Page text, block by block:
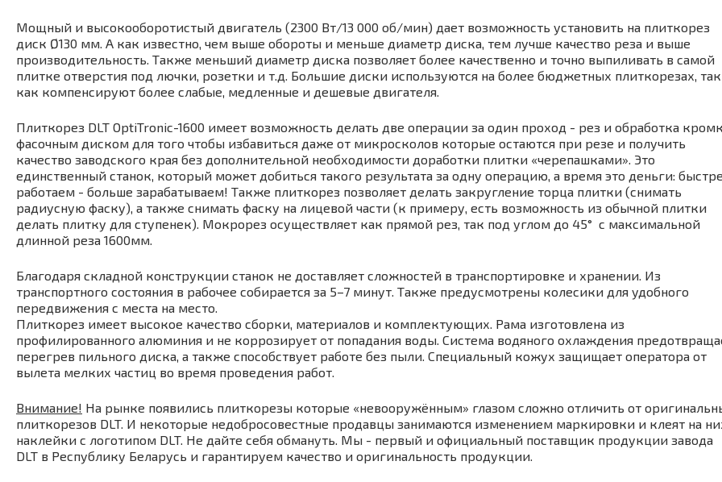
Мощный и высокооборотистый двигатель (2300 Вт/13 000 об/мин) дает возможность установить на плиткорез
диск Ø130 мм. А как известно, чем выше обороты и меньше диаметр диска, тем лучше качество реза и выше
производительность. Также меньший диаметр диска позволяет более качественно и точно выпиливать в самой
плитке отверстия под лючки, розетки и т.д. Большие диски используются на более бюджетных плиткорезах, так
как компенсируют более слабые, медленные и дешевые двигателя.
Плиткорез DLT OptiTronic-1600 имеет возможность делать две операции за один проход - рез и обработка
фасочным диском для того чтобы избавиться даже от микросколов которые остаются при резе и получить
качество заводского края без дополнительной необходимости доработки плитки «черепашками». Это
единственный станок, который может добиться такого результата за одну операцию, а время это деньги:
работаем - больше зарабатываем! Также плиткорез позволяет делать закругление торца плитки (снимать
радиусную фаску), а также снимать фаску на лицевой части (к примеру, есть возможность из обычной плитки
делать плитку для ступенек). Мокрорез осуществляет как прямой рез, так под углом до 45° с максимальной
длинной реза 1600мм.
Благодаря складной конструкции станок не доставляет сложностей в транспортировке и хранении. Из
транспортного состояния в рабочее собирается за 5–7 минут. Также предусмотрены колесики для удобного
передвижения с места на место.
Плиткорез имеет высокое качество сборки, материалов и комплектующих. Рама изготовлена из
профилированного алюминия и не коррозирует от попадания воды. Система водяного охлаждения
перегрев пильного диска, а также способствует работе без пыли. Специальный кожух защищает оператора от
вылета мелких частиц во время проведения работ.
Внимание! На рынке появились плиткорезы которые «невооружённым» глазом сложно отличить от
плиткорезов DLT. И некоторые недобросовестные продавцы занимаются изменением маркировки и клеят на
наклейки с логотипом DLT. Не дайте себя обмануть. Мы - первый и официальный поставщик продукции завода
DLT в Республику Беларусь и гарантируем качество и оригинальность продукции.